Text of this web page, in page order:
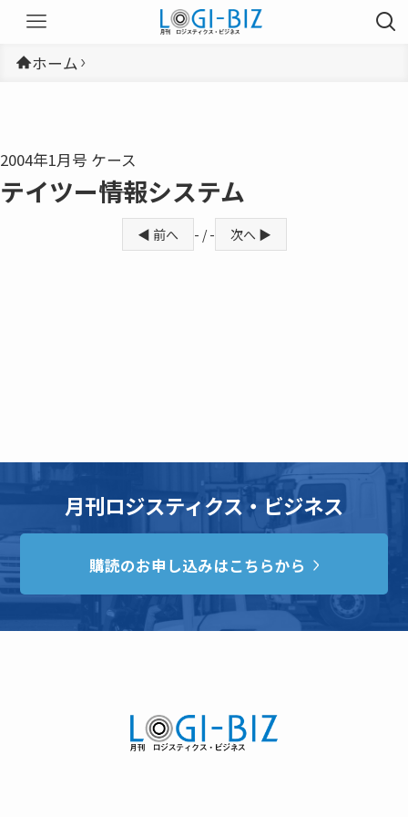
ホーム
2004年1月号 ケース
テイツー――情報システム
◀ 前へ - / - 次へ ▶
月刊ロジスティクス・ビジネス
購読のお申し込みはこちらから